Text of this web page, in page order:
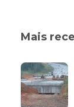
Mais